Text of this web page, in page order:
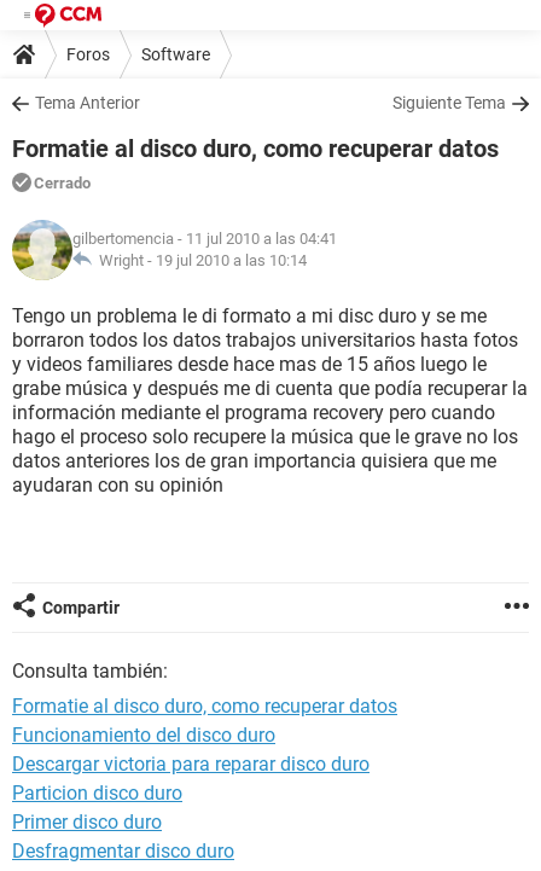
Foros Software
Tema Anterior Siguiente Tema
Formatie al disco duro, como recuperar datos
Cerrado
gilbertomencia - 11 jul 2010 a las 04:41
Wright - 19 jul 2010 a las 10:14
Tengo un problema le di formato a mi disc duro y se me
borraron todos los datos trabajos universitarios hasta fotos
y videos familiares desde hace mas de 15 años luego le
grabe música y después me di cuenta que podía recuperar la
información mediante el programa recovery pero cuando
hago el proceso solo recupere la música que le grave no los
datos anteriores los de gran importancia quisiera que me
ayudaran con su opinión
Compartir
Consulta también:
Formatie al disco duro, como recuperar datos
Funcionamiento del disco duro
Descargar victoria para reparar disco duro
Particion disco duro
Primer disco duro
Desfragmentar disco duro